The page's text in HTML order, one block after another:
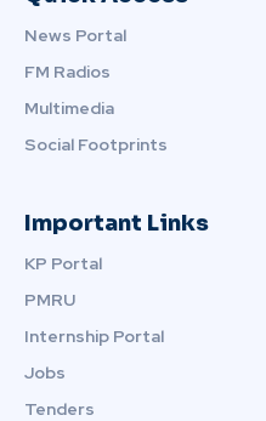
News Portal
FM Radios
Multimedia
Social Footprints
Important Links
KP Portal
PMRU
Internship Portal
Jobs
Tenders